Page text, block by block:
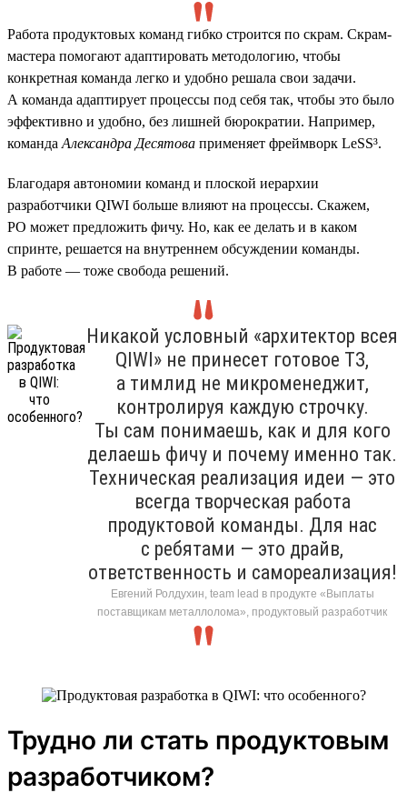
Работа продуктовых команд гибко строится по скрам. Скрам-
мастера помогают адаптировать методологию, чтобы
конкретная команда легко и удобно решала свои задачи.
А команда адаптирует процессы под себя так, чтобы это было
эффективно и удобно, без лишней бюрократии. Например,
команда Александра Десятова применяет фреймворк LeSS³.
Благодаря автономии команд и плоской иерархии
разработчики QIWI больше влияют на процессы. Скажем,
PO может предложить фичу. Но, как ее делать и в каком
спринте, решается на внутреннем обсуждении команды.
В работе — тоже свобода решений.
Никакой условный «архитектор всея
QIWI» не принесет готовое ТЗ,
а тимлид не микроменеджит,
контролируя каждую строчку.
Ты сам понимаешь, как и для кого
делаешь фичу и почему именно так.
Техническая реализация идеи — это
всегда творческая работа
продуктовой команды. Для нас
с ребятами — это драйв,
ответственность и самореализация!
Евгений Ролдухин, team lead в продукте «Выплаты
поставщикам металлолома», продуктовый разработчик
Трудно ли стать продуктовым
разработчиком?